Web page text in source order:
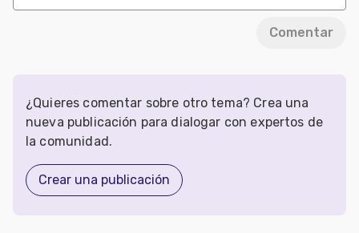
Comentar
¿Quieres comentar sobre otro tema? Crea una
nueva publicación para dialogar con expertos de
la comunidad.
Crear una publicación